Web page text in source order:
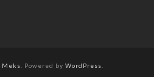
Meks . Powered by WordPress